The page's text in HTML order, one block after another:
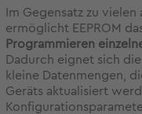
Im Gegensatz zu
ermöglicht EEPROM
Programmieren
Dadurch eignet sich
kleine Datenmengen,
Geräts aktualisiert